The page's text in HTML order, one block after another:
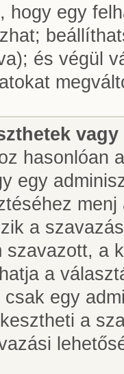
hogy egy
és végül
hasonlóan
egy
a
szavazott, a
a
egy
a